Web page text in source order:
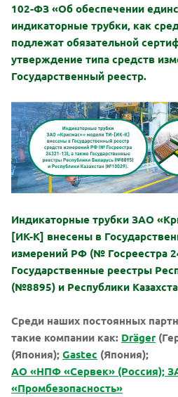
102-ФЗ «Об обеспечении
индикаторные трубки, как
подлежат обязательной
утверждение типа средств
Государственный реестр.
Индикаторные трубки ЗАО
[ИК-К] внесены в
измерений РФ (№ Госреестра
Государственные реестры
(№8895) и Республики
Среди наших постоянных
такие компании как: Dräger
(Япония); Gastec (Япония);
АО «НПФ «Сервек» (Россия);
«Промбезопасность»